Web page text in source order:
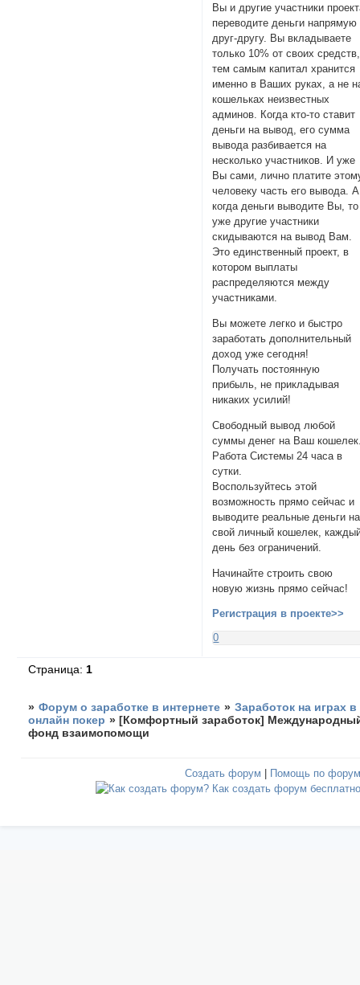
Вы и другие участники
переводите деньги напрямую
друг-другу. Вы вкладываете
только 10% от своих средств,
тем самым капитал хранится
именно в Ваших руках, а не
кошельках неизвестных
админов. Когда кто-то ставит
деньги на вывод, его сумма
вывода разбивается на
несколько участников. И уже
Вы сами, лично платите
человеку часть его вывода. А
когда деньги выводите Вы, то
уже другие участники
скидываются на вывод Вам.
Это единственный проект, в
котором выплаты
распределяются между
участниками.
Вы можете легко и быстро
заработать дополнительный
доход уже сегодня!
Получать постоянную
прибыль, не прикладывая
никаких усилий!
Свободный вывод любой
суммы денег на Ваш
Работа Системы 24 часа в
сутки.
Воспользуйтесь этой
возможность прямо сейчас и
выводите реальные деньги на
свой личный кошелек,
день без ограничений.
Начинайте строить свою
новую жизнь прямо сейчас!
Регистрация в проекте>>
0
Страница: 1
» Форум о заработке в интернете » Заработок на играх в
онлайн покер »[Комфортный заработок]
фонд взаимопомощи
Создать форум | Помощь по